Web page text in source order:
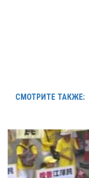
СМОТРИТЕ ТАКЖЕ: